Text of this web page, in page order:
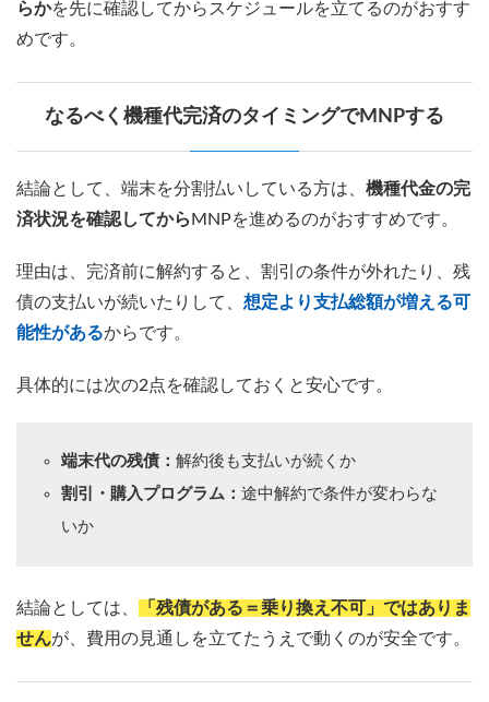
らかを先に確認してからスケジュールを立てるのがおすす
めです。
なるべく機種代完済のタイミングでMNPする
結論として、端末を分割払いしている方は、 機種代金の完
済状況を確認してから MNPを進めるのがおすすめです。
理由は、完済前に解約すると、割引の条件が外れたり、残
債の支払いが続いたりして、 想定より支払総額が増える可
能性があるからです。
具体的には次の2点を確認しておくと安心です。
端末代の残債： 解約後も支払いが続くか
割引・購入プログラム： 途中解約で条件が変わらな
いか
結論としては、
「残債がある＝乗り換え不可」ではありま
せんが、費用の見通しを立てたうえで動くのが安全です。